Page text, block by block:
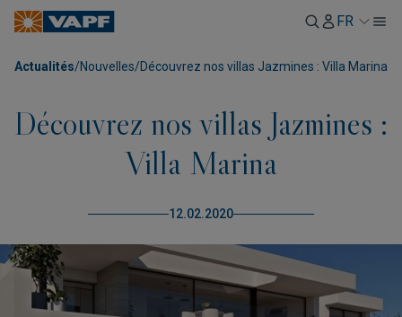
FR
Actualités/Nouvelles/Découvrez nos villas Jazmines : Villa Marina
Découvrez nos villas Jazmines :
Villa Marina
12.02.2020